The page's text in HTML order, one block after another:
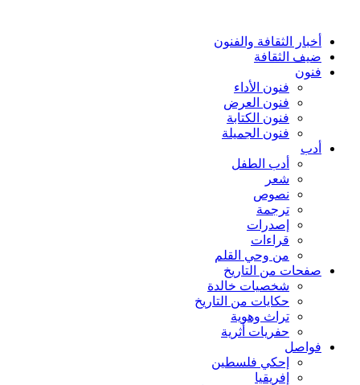
أخبار الثقافة والفنون
ضيف الثقافة
فنون
فنون الأداء
فنون العرض
فنون الكتابة
فنون الجميلة
أدب
أدب الطفل
شعر
نصوص
ترجمة
إصدرات
قراءات
من وحي القلم
صفحات من التاريخ
شخصيات خالدة
حكايات من التاريخ
تراث وهوية
حفريات أثرية
فواصل
إحكي فلسطين
إفريقيا